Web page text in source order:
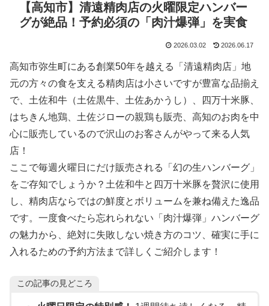
【高知市】清遠精肉店の火曜限定ハンバー
グが絶品！予約必須の「肉汁爆弾」を実食
2026.03.02 2026.06.17
高知市弥生町にある創業50年を越える「清遠精肉店」地
元の方々の食を支える精肉店は小さいですが豊富な品揃え
で、土佐和牛（土佐黒牛、土佐あかうし）、四万十米豚、
はちきん地鶏、土佐ジローの親鶏も販売、高知のお肉を中
心に販売しているので沢山のお客さんがやって来る人気
店！
ここで毎週火曜日にだけ販売される「幻の生ハンバーグ」
をご存知でしょうか？土佐和牛と四万十米豚を贅沢に使用
し、精肉店ならではの鮮度とボリュームを兼ね備えた逸品
です。一度食べたら忘れられない「肉汁爆弾」ハンバーグ
の魅力から、絶対に失敗しない焼き方のコツ、確実に手に
入れるための予約方法まで詳しくご紹介します！
この記事の見どころ